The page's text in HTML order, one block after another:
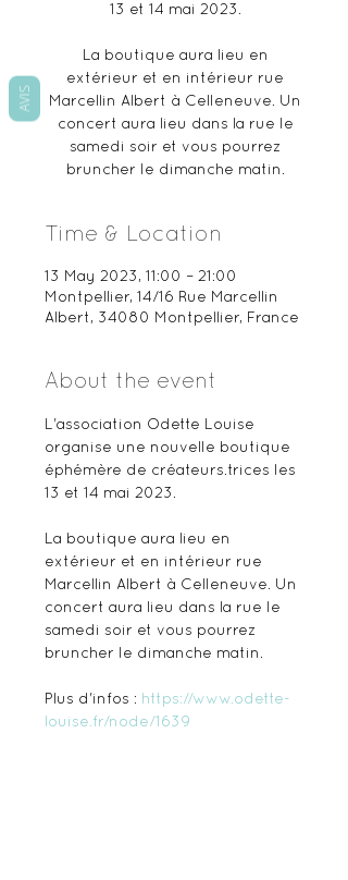
13 et 14 mai 2023.
La boutique aura lieu en
extérieur et en intérieur rue
Marcellin Albert à Celleneuve. Un
concert aura lieu dans la rue le
samedi soir et vous pourrez
bruncher le dimanche matin.
Time & Location
13 May 2023, 11:00 – 21:00
Montpellier, 14/16 Rue Marcellin
Albert, 34080 Montpellier, France
About the event
L'association Odette Louise
organise une nouvelle boutique
éphémère de créateurs.trices les
13 et 14 mai 2023.
La boutique aura lieu en
extérieur et en intérieur rue
Marcellin Albert à Celleneuve. Un
concert aura lieu dans la rue le
samedi soir et vous pourrez
bruncher le dimanche matin.
Plus d'infos : https://www.odette-
louise.fr/node/1639
AVIS